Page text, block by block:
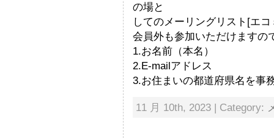
の場と
してのメーリングリスト[エ
会員外も参加いただけますの
1.お名前（本名）
2.E-mailアドレス
3.お住まいの都道府県名を事
11 月 10th, 2023 | Category: